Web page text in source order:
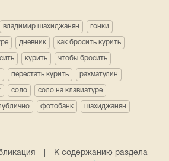
владимир шахиджанян гонки
дневник как бросить курить
курить чтобы бросить
перестать курить рахматулин
соло соло на клавиатуре
фотобанк шахиджанян
К содержанию раздела